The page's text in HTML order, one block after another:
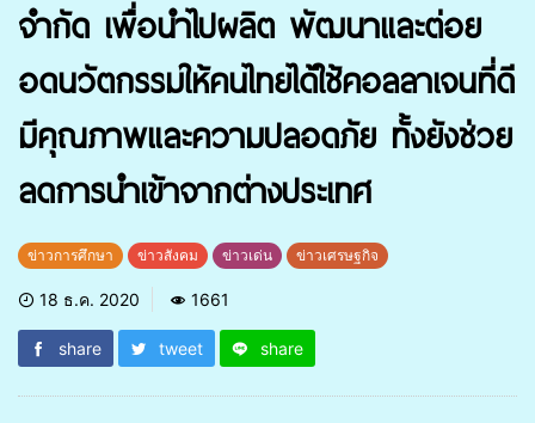
จำกัด เพื่อนำไปผลิต พัฒนาและต่อย
อดนวัตกรรมให้คนไทยได้ใช้คอลลาเจนที่ดี
มีคุณภาพและความปลอดภัย ทั้งยังช่วย
ลดการนำเข้าจากต่างประเทศ
ข่าวการศึกษา ข่าวสังคม ข่าวเด่น ข่าวเศรษฐกิจ
18 ธ.ค. 2020 1661
share tweet share